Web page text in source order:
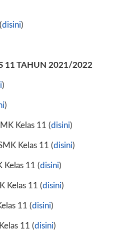
disini)
11 TAHUN 2021/2022
)
)
Kelas 11 (disini)
Kelas 11 (disini)
Kelas 11 (disini)
Kelas 11 (disini)
11 (disini)
11 (disini)